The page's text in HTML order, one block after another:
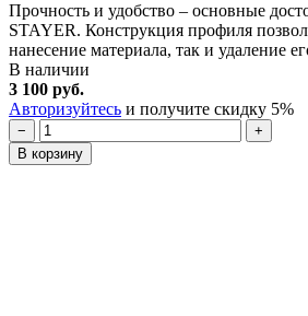
Прочность и удобство – основные
STAYER. Конструкция профиля
нанесение материала, так и удаление
В наличии
3 100 руб.
Авторизуйтесь и получите скидку 5%
−
+
В корзину